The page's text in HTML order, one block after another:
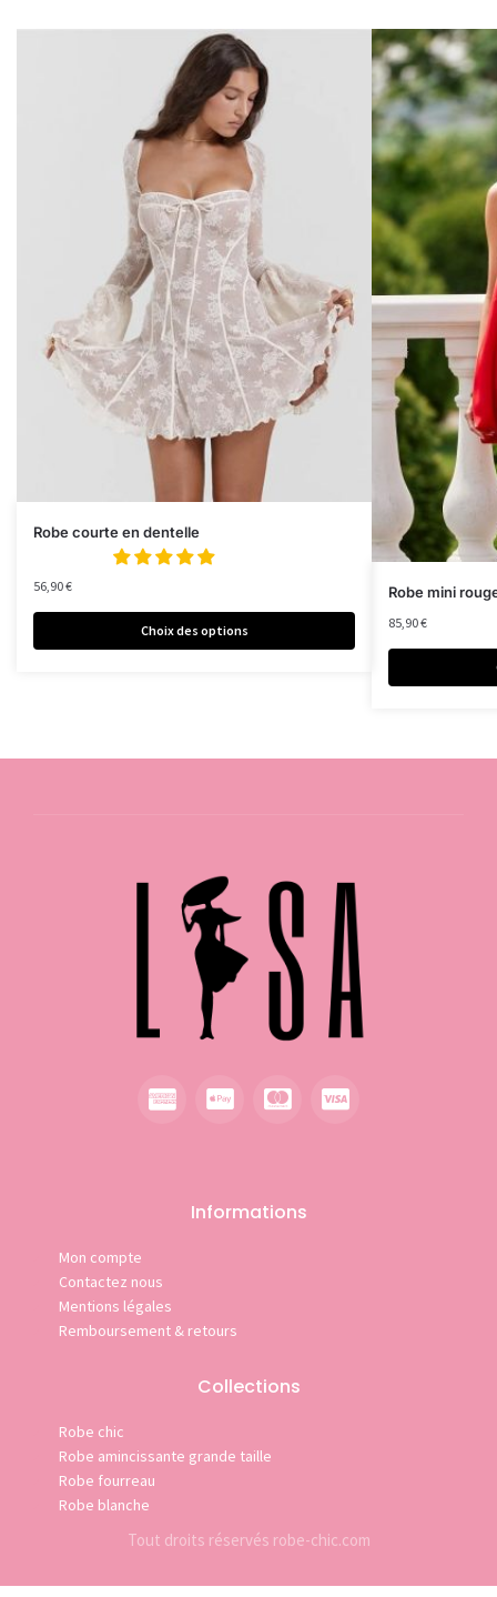
Robe courte en dentelle
56,90€
Choix des options
Robe mini
85,90€
Informations
Mon compte
Contactez nous
Mentions légales
Remboursement & retours
Collections
Robe chic
Robe amincissante grande taille
Robe fourreau
Robe blanche
Tout droits réservés robe-chic.com